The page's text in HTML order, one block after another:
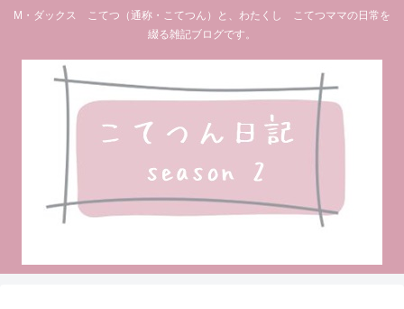
M・ダックス こてつ（通称・こてつん）と、わたくし こてつママの日常を
綴る雑記ブログです。